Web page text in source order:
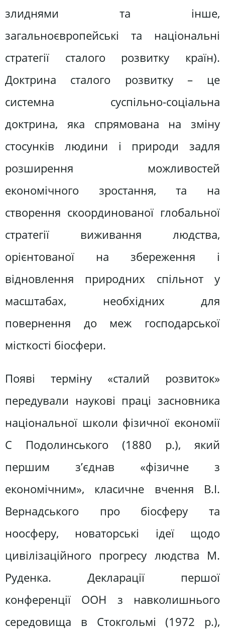
злиднями та інше,
загальноєвропейські та національні
стратегії сталого розвитку країн).
Доктрина сталого розвитку – це
системна суспільно-соціальна
доктрина, яка спрямована на зміну
стосунків людини і природи задля
розширення можливостей
економічного зростання, та на
створення скоординованої глобальної
стратегії виживання людства,
орієнтованої на збереження і
відновлення природних спільнот у
масштабах, необхідних для
повернення до меж господарської
місткості біосфери.
Появі терміну «сталий розвиток»
передували наукові праці засновника
національної школи фізичної економії
С Подолинського (1880 р.), який
першим з’єднав «фізичне з
економічним», класичне вчення В.І.
Вернадського про біосферу та
ноосферу, новаторські ідеї щодо
цивілізаційного прогресу людства М.
Руденка. Декларації першої
конференції ООН з навколишнього
середовища в Стокгольмі (1972 р.),